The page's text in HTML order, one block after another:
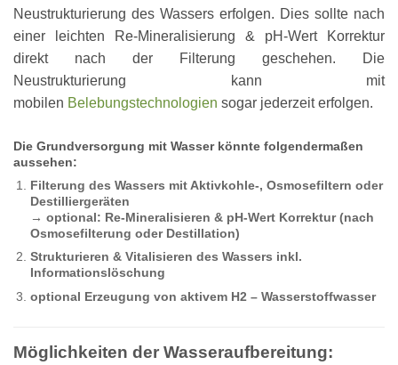
Neustrukturierung des Wassers erfolgen. Dies sollte nach
einer leichten Re-Mineralisierung & pH-Wert Korrektur
direkt nach der Filterung geschehen. Die
Neustrukturierung kann mit
mobilen Belebungstechnologien sogar jederzeit erfolgen.
Die Grundversorgung mit Wasser könnte folgendermaßen
aussehen:
Filterung des Wassers mit Aktivkohle-, Osmosefiltern oder
Destilliergeräten
→ optional: Re-Mineralisieren & pH-Wert Korrektur (nach
Osmosefilterung oder Destillation)
Strukturieren & Vitalisieren des Wassers inkl.
Informationslöschung
optional Erzeugung von aktivem H2 – Wasserstoffwasser
Möglichkeiten der Wasseraufbereitung: